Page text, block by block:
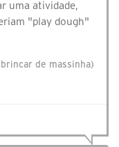
uma atividade,
"play dough"
de massinha)